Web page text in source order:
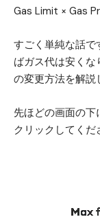
Gas Limit × Gas
すごく単純な話
ばガス代は安く
の変更方法を解説
先ほどの画面の
クリックしてくだ